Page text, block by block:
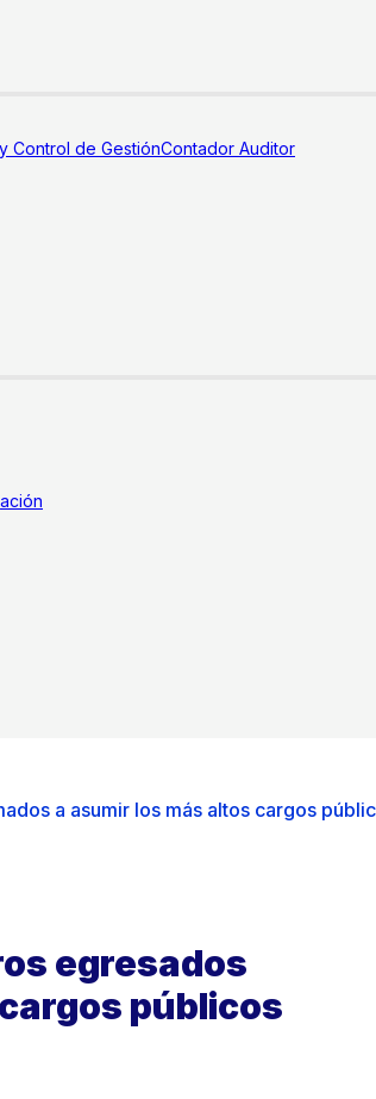
Control de GestiónContador Auditor
a asumir los más altos cargos
egresados
públicos